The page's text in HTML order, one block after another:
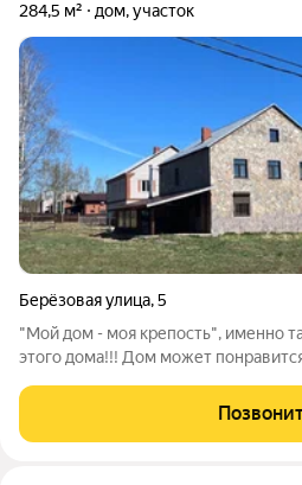
284,5 м² дом, участок
Берёзовая улица,5
"Мой дом - моя крепость", именно
этого дома!!! Дом может
по расписанию ). Дом с
возможность